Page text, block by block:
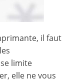
il faut
limite
elle ne vous